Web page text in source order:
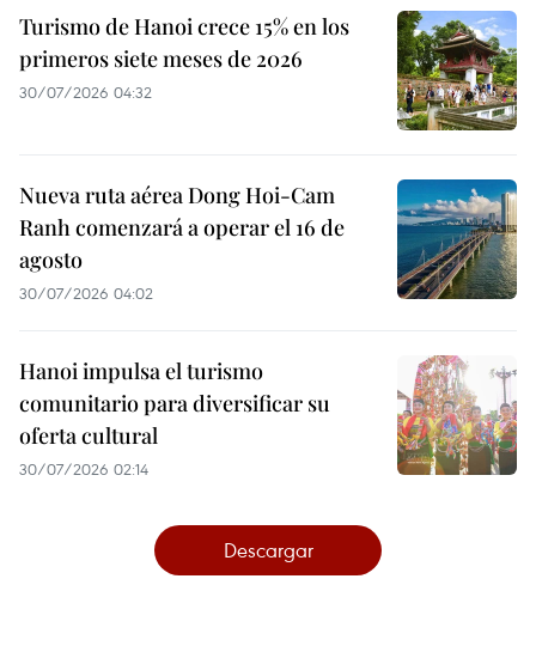
Turismo de Hanoi crece 15% en los
primeros siete meses de 2026
30/07/2026 04:32
Nueva ruta aérea Dong Hoi-Cam
Ranh comenzará a operar el 16 de
agosto
30/07/2026 04:02
Hanoi impulsa el turismo
comunitario para diversificar su
oferta cultural
30/07/2026 02:14
Descargar